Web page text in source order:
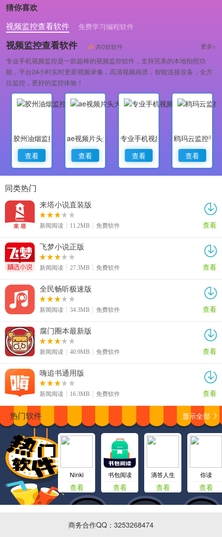
猜你喜欢
视频监控查看软件
免费学习编程软件
专业做婚礼策划的软件
视频监控查看软件 共0款软件 更多>
专业手机视频监控是一款超棒的视频监控软件，支持完美的本地拍照功
能，平台24小时实时更新视频录像，高清视频画质，智能连接设备，全方
位监控，更好的监控体验！
胶州油烟监控
查看
ae视频片头大师
查看
专业手机视频监控
查看
鸥玛云监控平
查看
同类热门
来塔小说直装版
新闻阅读 11.2MB 免费软件 查看
飞梦小说正版
新闻阅读 27.3MB 免费软件 查看
全民畅听极速版
新闻阅读 34.3MB 免费软件 查看
腐门圈本最新版
新闻阅读 40.9MB 免费软件 查看
嗨追书通用版
新闻阅读 16.3MB 免费软件 查看
热门软件 显示全部
Ninki
查看
书包阅读
查看
滴答人生
查看
你读
查看
商务合作QQ：3253268474